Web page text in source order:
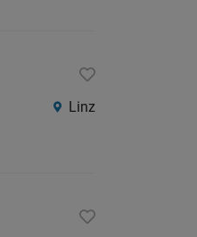
Linz